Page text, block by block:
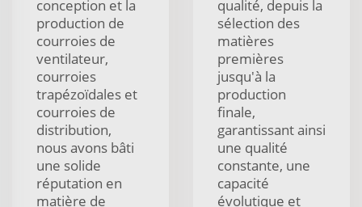
conception et la
production de
courroies de
ventilateur,
courroies
trapézoïdales et
courroies de
distribution,
nous avons bâti
une solide
réputation en
matière de
qualité, depuis la
sélection des
matières
premières
jusqu'à la
production
finale,
garantissant ainsi
une qualité
constante, une
capacité
évolutique et